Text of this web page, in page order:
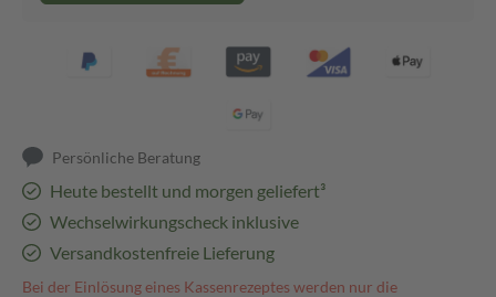
Persönliche Beratung
Heute bestellt und morgen geliefert³
Wechselwirkungscheck inklusive
Versandkostenfreie Lieferung
Bei der Einlösung eines Kassenrezeptes werden nur die